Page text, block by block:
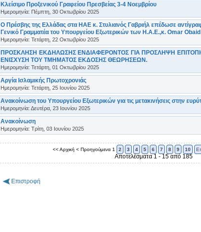
Κλείσιμο Προξενικού Γραφείου Πρεσβείας 3-4 Noεμβρίου
Ημερομηνία: Πέμπτη, 30 Οκτωβρίου 2025
Ο Πρέσβης της Ελλάδας στα ΗΑΕ κ. Στυλιανός Γαβριήλ επέδωσε
Γενικό Γραμματέα του Υπουργείου Εξωτερικών των Η.Α.Ε.,κ. Omar
Ημερομηνία: Τετάρτη, 22 Οκτωβρίου 2025
ΠΡΟΣΚΛΗΣΗ ΕΚΔΗΛΩΣΗΣ ΕΝΔΙΑΦΕΡΟΝΤΟΣ ΓΙΑ ΠΡΟΣΛΗΨΗ
ΕΝΙΣΧΥΣΗ ΤΟΥ ΤΜΗΜΑΤΟΣ ΕΚΔΟΣΗΣ ΘΕΩΡΗΣΕΩΝ.
Ημερομηνία: Τετάρτη, 01 Οκτωβρίου 2025
Αργία Ισλαμικής Πρωτοχρονιάς
Ημερομηνία: Τετάρτη, 25 Ιουνίου 2025
Ανακοίνωση του Υπουργείου Εξωτερικών για τις μετακινήσεις στην
Ημερομηνία: Δευτέρα, 23 Ιουνίου 2025
Ανακοίνωση
Ημερομηνία: Τρίτη, 03 Ιουνίου 2025
<< Αρχική < Προηγούμενα 1 2 3 4 5 6 7 8 9 10
Αποτελέσματα 1 - 15 από 185
Επιστροφή